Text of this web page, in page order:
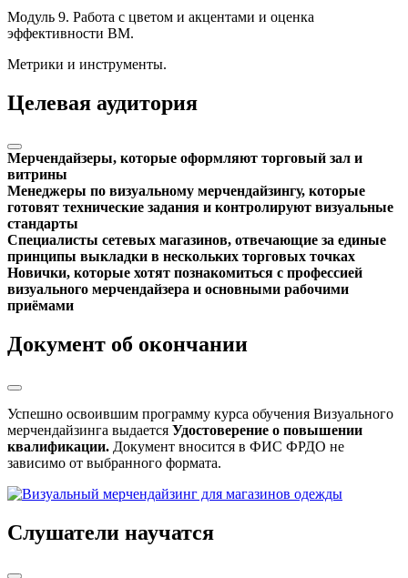
Модуль 9. Работа с цветом и акцентами и оценка
эффективности ВМ.
Метрики и инструменты.
Целевая аудитория
Мерчендайзеры, которые оформляют торговый зал и
витрины
Менеджеры по визуальному мерчендайзингу, которые
готовят технические задания и контролируют визуальные
стандарты
Специалисты сетевых магазинов, отвечающие за единые
принципы выкладки в нескольких торговых точках
Новички, которые хотят познакомиться с профессией
визуального мерчендайзера и основными рабочими
приёмами
Документ об окончании
Успешно освоившим программу курса обучения Визуального
мерчендайзинга выдается Удостоверение о повышении
квалификации. Документ вносится в ФИС ФРДО не
зависимо от выбранного формата.
Слушатели научатся